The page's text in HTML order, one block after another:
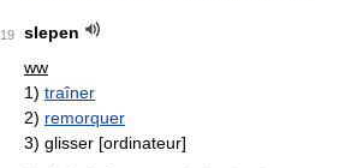
19
slepen
ww
1) traîner
2) remorquer
3) glisser [ordinateur]